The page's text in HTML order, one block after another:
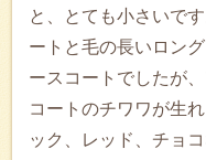
と、とても小さいで
ートと毛の長いロン
ースコートでしたが
コートのチワワが生
ック、レッド、チョ